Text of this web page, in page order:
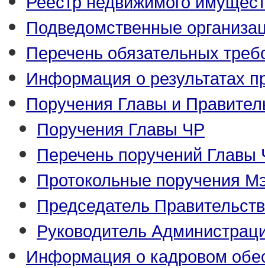
Подведомственные
Перечень обязательных
Информация о результатах
Поручения Главы и
Поручения Главы ЧР
Перечень поручений Главы
Протокольные поручения
Председатель
Руководитель
Информация о кадровом